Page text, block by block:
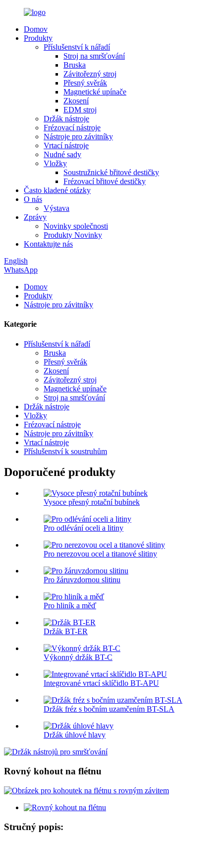
Domov
Produkty
Příslušenství k nářadí
Stroj na smršťování
Bruska
Závitořezný stroj
Přesný svěrák
Magnetické upínače
Zkosení
EDM stroj
Držák nástroje
Frézovací nástroje
Nástroje pro závitníky
Vrtací nástroje
Nudné sady
Vložky
Soustružnické břitové destičky
Frézovací břitové destičky
Často kladené otázky
O nás
Výstava
Zprávy
Novinky společnosti
Produkty Novinky
Kontaktujte nás
English
WhatsApp
Domov
Produkty
Nástroje pro závitníky
Kategorie
Příslušenství k nářadí
Bruska
Přesný svěrák
Zkosení
Závitořezný stroj
Magnetické upínače
Stroj na smršťování
Držák nástroje
Vložky
Frézovací nástroje
Nástroje pro závitníky
Vrtací nástroje
Příslušenství k soustruhům
Doporučené produkty
Vysoce přesný rotační bubínek
Pro odlévání oceli a litiny
Pro nerezovou ocel a titanové slitiny
Pro žáruvzdornou slitinu
Pro hliník a měď
Držák BT-ER
Výkonný držák BT-C
Integrované vrtací sklíčidlo BT-APU
Držák fréz s bočním uzamčením BT-SLA
Držák úhlové hlavy
Rovný kohout na flétnu
Stručný popis: